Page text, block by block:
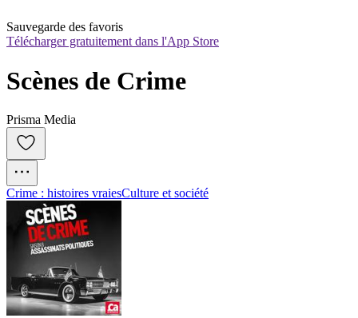
Sauvegarde des favoris
Télécharger gratuitement dans l'App Store
Scènes de Crime
Prisma Media
Crime : histoires vraiesCulture et société